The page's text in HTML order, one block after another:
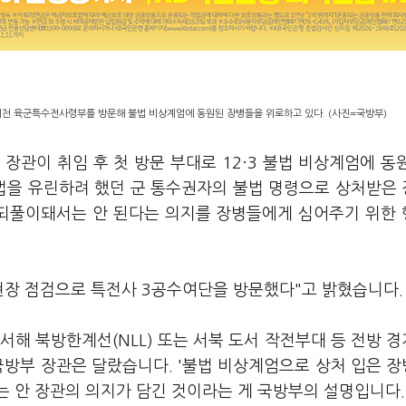
육군특수전사령부를 방문해 불법 비상계엄에 동원된 장병들을 위로하고 있다. (사진=국방부)
관이 취임 후 첫 방문 부대로 12·3 불법 비상계엄에 동
유린하려 했던 군 통수권자의 불법 명령으로 상처받은
이돼서는 안 된다는 의지를 장병들에게 심어주기 위한
점검으로 특전사 3공수여단을 방문했다"고 밝혔습니다
해 북방한계선(NLL) 또는 서북 도서 작전부대 등 전방 경
부 장관은 달랐습니다. '불법 비상계엄으로 상처 입은 장
안 장관의 의지가 담긴 것이라는 게 국방부의 설명입니